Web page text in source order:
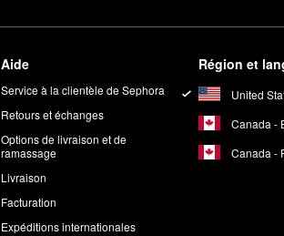
Aide
Service à la clientèle de Sephora
Retours et échanges
Options de livraison et de
ramassage
Livraison
Facturation
Expéditions internationales
Région et
United
Canada -
Canada -